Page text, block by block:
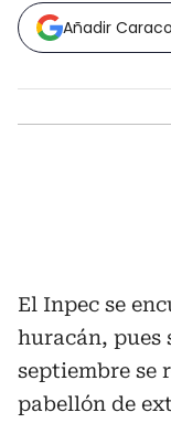
Añadir
El Inpec se
huracán, pues
septiembre se
pabellón de